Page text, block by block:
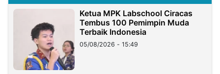
Ketua MPK Labschool Ciracas
Tembus 100 Pemimpin Muda
Terbaik Indonesia
05/08/2026 - 15:49